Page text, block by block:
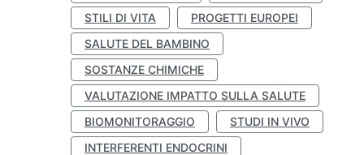
STILI DI VITA
PROGETTI EUROPEI
SALUTE DEL BAMBINO
SOSTANZE CHIMICHE
VALUTAZIONE IMPATTO SULLA SALUTE
BIOMONITORAGGIO
STUDI IN VIVO
INTERFERENTI ENDOCRINI